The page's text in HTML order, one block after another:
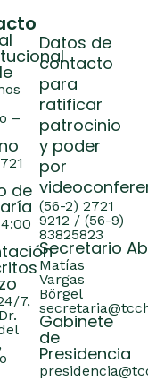
–
de
7,
Datos de
contacto
para
ratificar
patrocinio
y poder
por
(56-2) 2721
9212 / (56-9)
83825823
Secretario
Matías
Vargas
Börgel
Gabinete
de
Presidencia